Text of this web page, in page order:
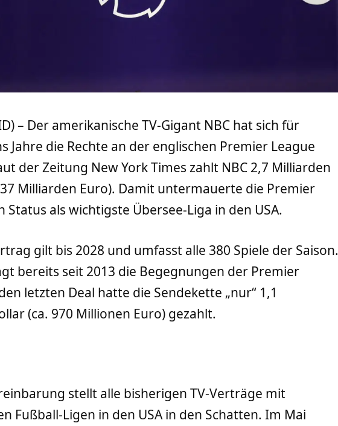
– Der amerikanische TV-Gigant NBC hat sich für
Jahre die Rechte an der englischen Premier League
der Zeitung New York Times zahlt NBC 2,7 Milliarden
Milliarden Euro). Damit untermauerte die Premier
Status als wichtigste Übersee-Liga in den USA.
gilt bis 2028 und umfasst alle 380 Spiele der Saison.
bereits seit 2013 die Begegnungen der Premier
letzten Deal hatte die Sendekette „nur“ 1,1
(ca. 970 Millionen Euro) gezahlt.
stellt alle bisherigen TV-Verträge mit
Fußball-Ligen in den USA in den Schatten. Im Mai